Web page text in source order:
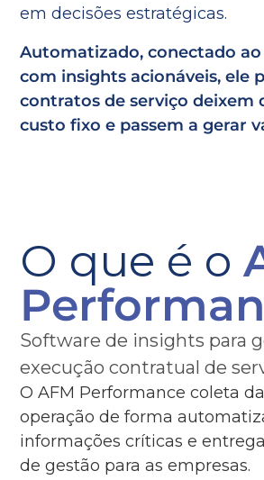
em decisões estratégicas.
Automatizado, conectado
com insights acionáveis, ele
contratos de serviço deixem
custo fixo e passem a gerar
O que é o
Software de insights para
execução contratual de
O AFM Performance coleta
operação de forma
informações críticas e
de gestão para as empresas.